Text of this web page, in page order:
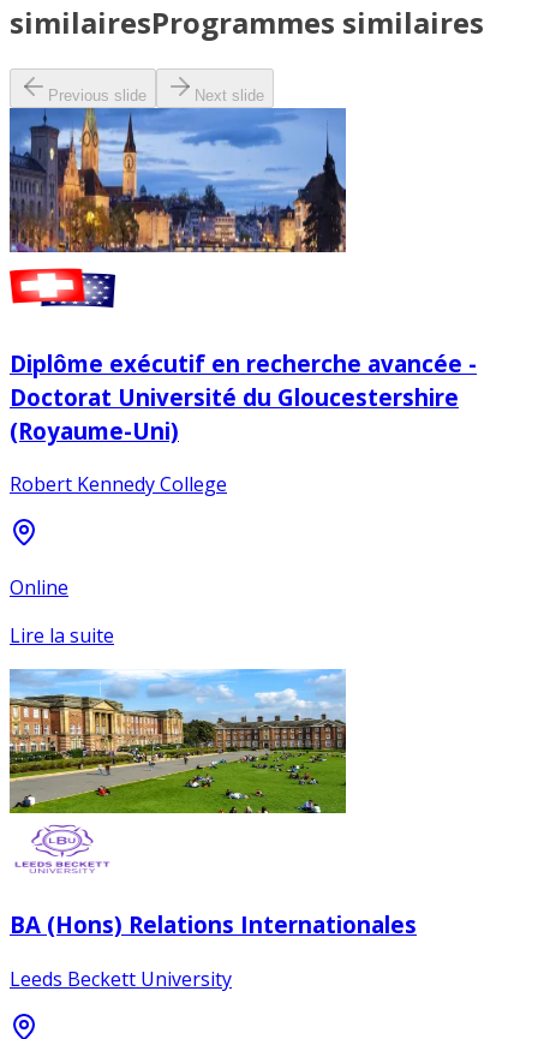
similairesProgrammes similaires
Previous slide Next slide
Diplôme exécutif en recherche avancée -
Doctorat Université du Gloucestershire
(Royaume-Uni)
Robert Kennedy College
Online
Lire la suite
BA (Hons) Relations Internationales
Leeds Beckett University